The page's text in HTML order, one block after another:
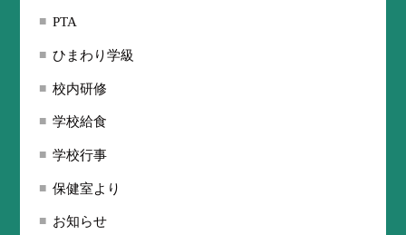
PTA
ひまわり学級
校内研修
学校給食
学校行事
保健室より
お知らせ